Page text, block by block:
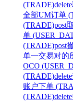
(TRADE)delete
全部UM订单
(TRADE)post
单
(TRADE)post
单一交易对的
OCO
(TRADE)delete
账户下单
(TRADE)delete